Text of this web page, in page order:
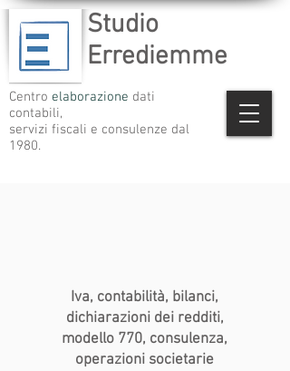
Studio
Errediemme
Centro elaborazione dati
contabili,
servizi fiscali e consulenze dal
1980.
Iva, contabilità, bilanci,
dichiarazioni dei redditi,
modello 770, consulenza,
operazioni societarie